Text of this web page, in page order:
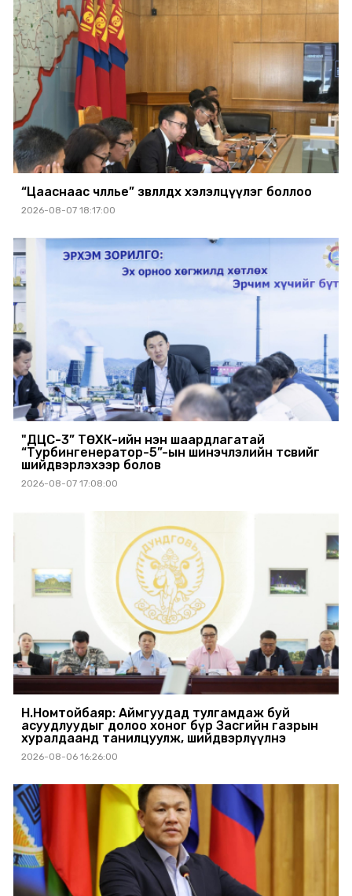
“Цааснаас чөлөөлье” зөвлөлдөх хэлэлцүүлэг боллоо
2026-08-07 18:17:00
"ДЦС-3” ТӨХК-ийн нэн шаардлагатай
“Турбингенератор-5”-ын шинэчлэлийн төсвийг
шийдвэрлэхээр болов
2026-08-07 17:08:00
Н.Номтойбаяр: Аймгуудад тулгамдаж буй
асуудлуудыг долоо хоног бүр Засгийн газрын
хуралдаанд танилцуулж, шийдвэрлүүлнэ
2026-08-06 16:26:00